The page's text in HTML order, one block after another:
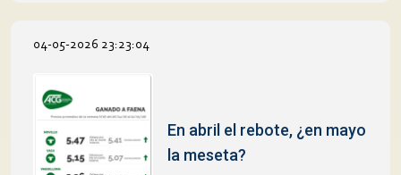
04-05-2026 23:23:04
En abril el rebote, ¿en mayo
la meseta?